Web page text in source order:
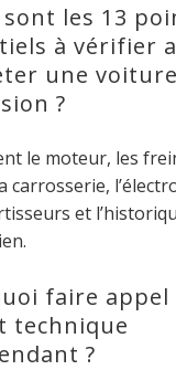
sont les 13
à vérifier
une voiture
?
le moteur, les
carrosserie,
et
faire appel
technique
?